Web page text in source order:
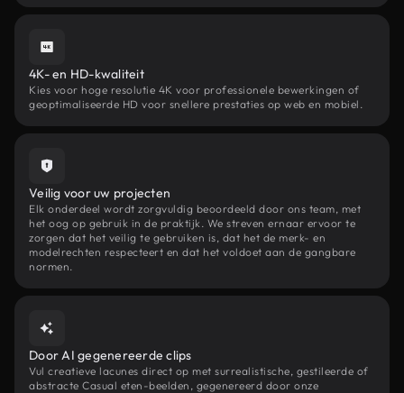
4K- en HD-kwaliteit
Kies voor hoge resolutie 4K voor professionele bewerkingen of
geoptimaliseerde HD voor snellere prestaties op web en mobiel.
Veilig voor uw projecten
Elk onderdeel wordt zorgvuldig beoordeeld door ons team, met
het oog op gebruik in de praktijk. We streven ernaar ervoor te
zorgen dat het veilig te gebruiken is, dat het de merk- en
modelrechten respecteert en dat het voldoet aan de gangbare
normen.
Door AI gegenereerde clips
Vul creatieve lacunes direct op met surrealistische, gestileerde of
abstracte Casual eten-beelden, gegenereerd door onze